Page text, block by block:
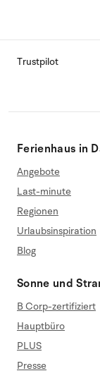
Trustpilot
Ferienhaus in
Angebote
Last-minute
Regionen
Urlaubsinspiration
Blog
Sonne und
B Corp-zertifiziert
Hauptbüro
PLUS
Presse